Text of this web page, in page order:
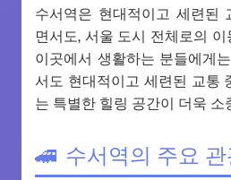
수서역은 현대적이고 세련된
면서도, 서울 도시 전체로의
이곳에서 생활하는 분들에게
서도 현대적이고 세련된 교통
는 특별한 힐링 공간이 더욱 소
수서역의 주요